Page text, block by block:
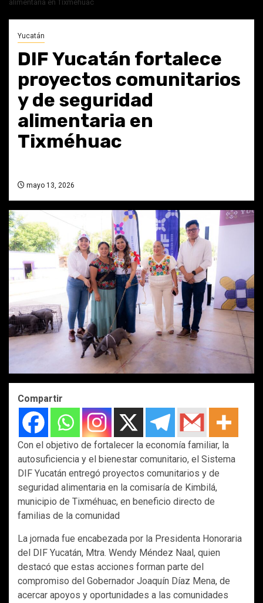
alimentaria en Tixméhuac
Yucatán
DIF Yucatán fortalece
proyectos comunitarios
y de seguridad
alimentaria en
Tixméhuac
mayo 13, 2026
Compartir
Con el objetivo de fortalecer la economía familiar, la
autosuficiencia y el bienestar comunitario, el Sistema
DIF Yucatán entregó proyectos comunitarios y de
seguridad alimentaria en la comisaría de Kimbilá,
municipio de Tixméhuac, en beneficio directo de
familias de la comunidad
La jornada fue encabezada por la Presidenta Honoraria
del DIF Yucatán, Mtra. Wendy Méndez Naal, quien
destacó que estas acciones forman parte del
compromiso del Gobernador Joaquín Díaz Mena, de
acercar apoyos y oportunidades a las comunidades